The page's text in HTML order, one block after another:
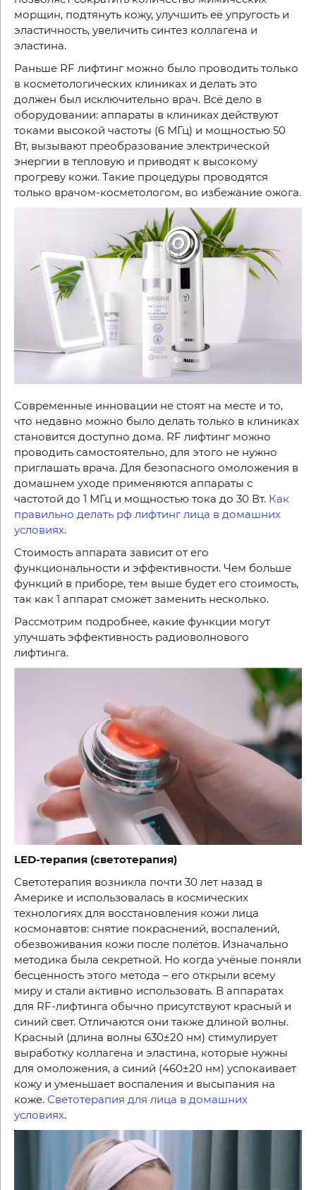
морщин, подтянуть кожу, улучшить её упругость и
эластичность, увеличить синтез коллагена и
эластина.
Раньше RF лифтинг можно было проводить только
в косметологических клиниках и делать это
должен был исключительно врач. Всё дело в
оборудовании: аппараты в клиниках действуют
токами высокой частоты (6 МГц) и мощностью 50
Вт, вызывают преобразование электрической
энергии в тепловую и приводят к высокому
прогреву кожи. Такие процедуры проводятся
только врачом-косметологом, во избежание ожога.
Современные инновации не стоят на месте и то,
что недавно можно было делать только в клиниках
становится доступно дома. RF лифтинг можно
проводить самостоятельно, для этого не нужно
приглашать врача. Для безопасного омоложения в
домашнем уходе применяются аппараты с
частотой до 1 МГц и мощностью тока до 30 Вт. Как
правильно делать рф лифтинг лица в домашних
условиях.
Стоимость аппарата зависит от его
функциональности и эффективности. Чем больше
функций в приборе, тем выше будет его стоимость,
так как 1 аппарат сможет заменить несколько.
Рассмотрим подробнее, какие функции могут
улучшать эффективность радиоволнового
лифтинга.
LED-терапия (светотерапия)
Светотерапия возникла почти 30 лет назад в
Америке и использовалась в космических
технологиях для восстановления кожи лица
космонавтов: снятие покраснений, воспалений,
обезвоживания кожи после полётов. Изначально
методика была секретной. Но когда учёные поняли
бесценность этого метода – его открыли всему
миру и стали активно использовать. В аппаратах
для RF-лифтинга обычно присутствуют красный и
синий свет. Отличаются они также длиной волны.
Красный (длина волны 630±20 нм) стимулирует
выработку коллагена и эластина, которые нужны
для омоложения, а синий (460±20 нм) успокаивает
кожу и уменьшает воспаления и высыпания на
коже. Светотерапия для лица в домашних
условиях.